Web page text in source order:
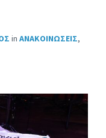
in ΑΝΑΚΟΙΝΩΣΕΙΣ,